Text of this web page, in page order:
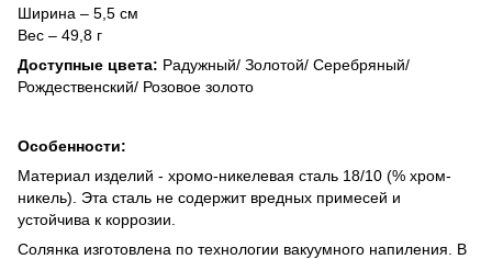
Ширина – 5,5 см
Вес – 49,8 г
Доступные цвета: Радужный/ Золотой/ Серебряный/
Рождественский/ Розовое золото
Особенности:
Материал изделий - хромо-никелевая сталь 18/10 (% хром-
никель). Эта сталь не содержит вредных примесей и
устойчива к коррозии.
Солянка изготовлена по технологии вакуумного напиления. В